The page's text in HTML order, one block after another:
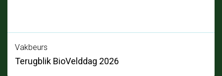
Vakbeurs
Terugblik BioVelddag 2026